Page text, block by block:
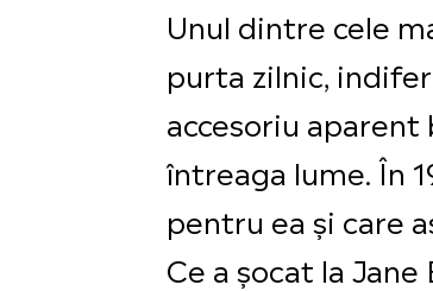
Unul dintre cele
purta zilnic,
accesoriu
întreaga lume. În
pentru ea și care
Ce a șocat la